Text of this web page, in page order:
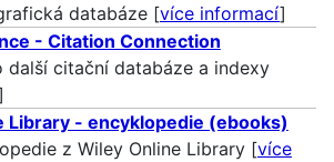
databáze [více informací]
- Citation Connection
další citační databáze a indexy
Library - encyklopedie (ebooks)
z Wiley Online Library [více